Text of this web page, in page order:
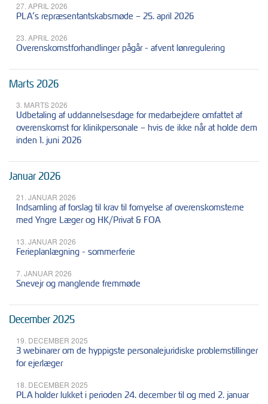
27. APRIL 2026
PLA’s repræsentantskabsmøde – 25. april 2026
23. APRIL 2026
Overenskomstforhandlinger pågår - afvent lønregulering
Marts 2026
3. MARTS 2026
Udbetaling af uddannelsesdage for medarbejdere omfattet af
overenskomst for klinikpersonale – hvis de ikke når at holde dem
inden 1. juni 2026
Januar 2026
21. JANUAR 2026
Indsamling af forslag til krav til fornyelse af overenskomsterne
med Yngre Læger og HK/Privat & FOA
13. JANUAR 2026
Ferieplanlægning - sommerferie
7. JANUAR 2026
Snevejr og manglende fremmøde
December 2025
19. DECEMBER 2025
3 webinarer om de hyppigste personalejuridiske problemstillinger
for ejerlæger
18. DECEMBER 2025
PLA holder lukket i perioden 24. december til og med 2. januar